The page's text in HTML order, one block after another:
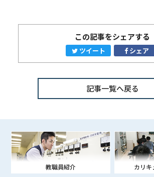
この記事をシェアする
ツイート シェア
記事一覧へ戻る
教職員紹介 カリキ